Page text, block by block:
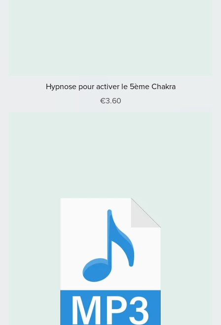
Hypnose pour activer le 5ème Chakra
€3.60